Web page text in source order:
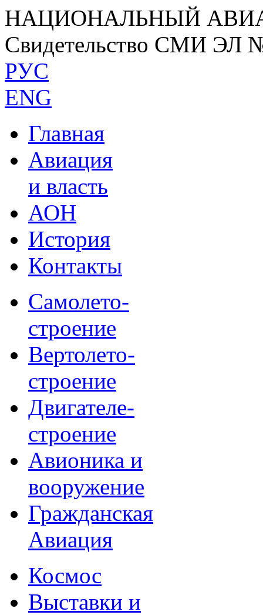
НАЦИОНАЛЬНЫЙ
Свидетельство СМИ ЭЛ
РУС
ENG
Главная
Авиация
и власть
АОН
История
Контакты
Самолето-
строение
Вертолето-
строение
Двигателе-
строение
Авионика и
вооружение
Гражданская
Авиация
Космос
Выставки и